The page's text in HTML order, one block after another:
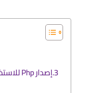
إصدار Php للاستضافة غير متوافق مع ملفات الموقع: